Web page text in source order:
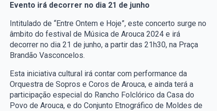
Evento irá decorrer no dia 21 de junho
Intitulado de “Entre Ontem e Hoje”, este concerto surge no
âmbito do festival de Música de Arouca 2024 e irá
decorrer no dia 21 de junho, a partir das 21h30, na Praça
Brandão Vasconcelos.
Esta iniciativa cultural irá contar com performance da
Orquestra de Sopros e Coros de Arouca, e ainda terá a
participação especial do Rancho Folclórico da Casa do
Povo de Arouca, e do Conjunto Etnográfico de Moldes de